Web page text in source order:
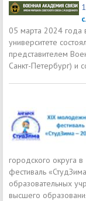
05 марта 2024 года
университете
представителем
Санкт-Петербург) и
городского округа
фестиваль
образовательных
высшего